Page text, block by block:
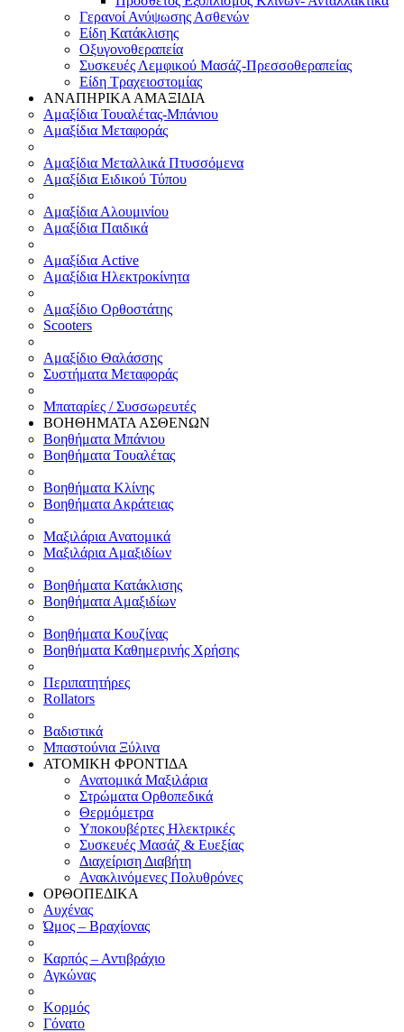
Γερανοί Ανύψωσης Ασθενών
Είδη Κατάκλισης
Οξυγονοθεραπεία
Συσκευές Λεμφικού Μασάζ-Πρεσσοθεραπείας
Είδη Τραχειοστομίας
ΑΝΑΠΗΡΙΚΑ ΑΜΑΞΙΔΙΑ
Αμαξίδια Τουαλέτας-Μπάνιου
Αμαξίδια Μεταφοράς
Αμαξίδια Μεταλλικά Πτυσσόμενα
Αμαξίδια Ειδικού Τύπου
Αμαξίδια Αλουμινίου
Αμαξίδια Παιδικά
Αμαξίδια Active
Αμαξίδια Ηλεκτροκίνητα
Αμαξίδιο Ορθοστάτης
Scooters
Αμαξίδιο Θαλάσσης
Συστήματα Μεταφοράς
Μπαταρίες / Συσσωρευτές
ΒΟΗΘΗΜΑΤΑ ΑΣΘΕΝΩΝ
Βοηθήματα Μπάνιου
Βοηθήματα Τουαλέτας
Βοηθήματα Κλίνης
Βοηθήματα Ακράτειας
Μαξιλάρια Ανατομικά
Μαξιλάρια Αμαξιδίων
Βοηθήματα Κατάκλισης
Βοηθήματα Αμαξιδίων
Βοηθήματα Κουζίνας
Βοηθήματα Καθημερινής Χρήσης
Περιπατητήρες
Rollators
Βαδιστικά
Μπαστούνια Ξύλινα
ΑΤΟΜΙΚΗ ΦΡΟΝΤΙΔΑ
Ανατομικά Μαξιλάρια
Στρώματα Ορθοπεδικά
Θερμόμετρα
Υποκουβέρτες Ηλεκτρικές
Συσκευές Μασάζ & Ευεξίας
Διαχείριση Διαβήτη
Ανακλινόμενες Πολυθρόνες
ΟΡΘΟΠΕΔΙΚΑ
Αυχένας
Ώμος – Βραχίονας
Καρπός – Αντιβράχιο
Αγκώνας
Κορμός
Γόνατο